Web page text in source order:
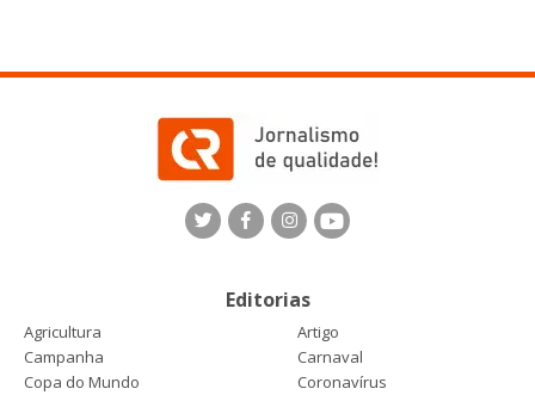
Editorias
Agricultura
Artigo
Campanha
Carnaval
Copa do Mundo
Coronavírus